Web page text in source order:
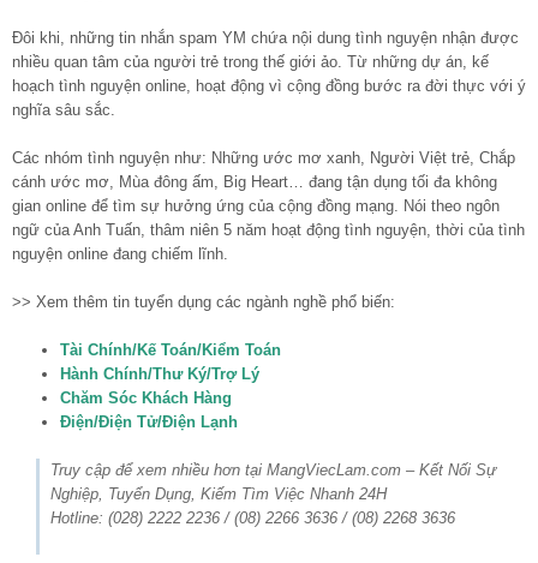
Đôi khi, những tin nhắn spam YM chứa nội dung tình nguyện nhận được
nhiều quan tâm của người trẻ trong thế giới ảo. Từ những dự án, kế
hoạch tình nguyện online, hoạt động vì cộng đồng bước ra đời thực với ý
nghĩa sâu sắc.
Các nhóm tình nguyện như: Những ước mơ xanh, Người Việt trẻ, Chắp
cánh ước mơ, Mùa đông ấm, Big Heart… đang tận dụng tối đa không
gian online để tìm sự hưởng ứng của cộng đồng mạng. Nói theo ngôn
ngữ của Anh Tuấn, thâm niên 5 năm hoạt động tình nguyện, thời của tình
nguyện online đang chiếm lĩnh.
>> Xem thêm tin tuyển dụng các ngành nghề phổ biến:
Tài Chính/Kế Toán/Kiểm Toán
Hành Chính/Thư Ký/Trợ Lý
Chăm Sóc Khách Hàng
Điện/Điện Tử/Điện Lạnh
Truy cập để xem nhiều hơn tại MangViecLam.com – Kết Nối Sự
Nghiệp, Tuyển Dụng, Kiếm Tìm Việc Nhanh 24H
Hotline: (028) 2222 2236 / (08) 2266 3636 / (08) 2268 3636